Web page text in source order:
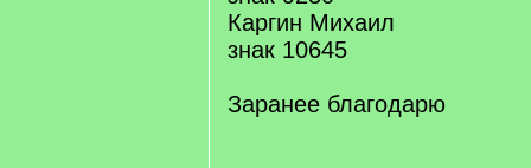
Каргин Михаил
знак 10645
Заранее благодарю